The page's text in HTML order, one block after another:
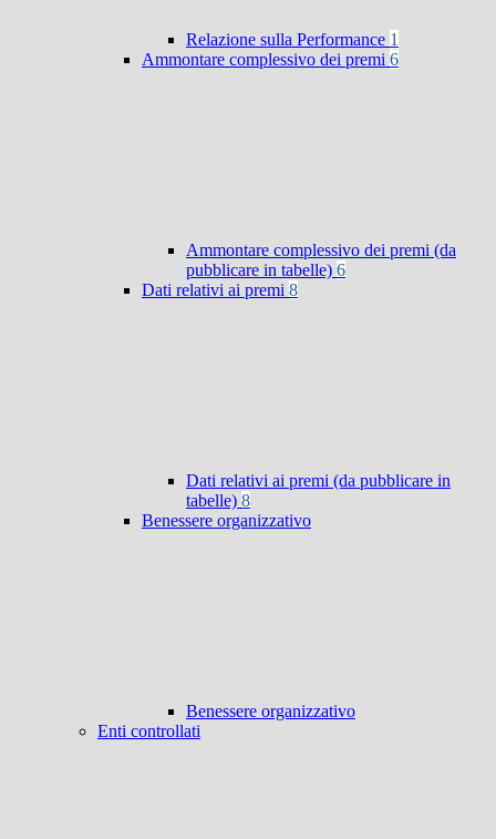
Relazione sulla Performance 1
Ammontare complessivo dei premi 6
Ammontare complessivo dei premi (da
pubblicare in tabelle) 6
Dati relativi ai premi 8
Dati relativi ai premi (da pubblicare in
tabelle) 8
Benessere organizzativo
Benessere organizzativo
Enti controllati